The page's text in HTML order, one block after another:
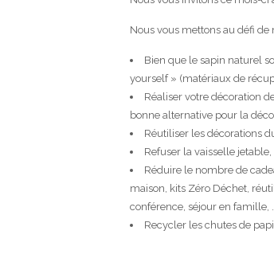
Nous vous mettons au défi
Bien que le sapin naturel
yourself » (matériaux de
Réaliser votre décoration
bonne alternative pour la
Réutiliser les décorations
Refuser la vaisselle
Réduire le nombre de
maison, kits Zéro Déchet,
conférence, séjour en famille,
Recycler les chutes de